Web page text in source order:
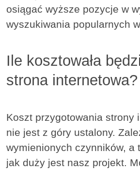
osiągać wyższe pozycje w
wyszukiwania popularnych
Ile kosztowała
strona internetowa?
Koszt przygotowania strony
nie jest z góry ustalony.
wymienionych czynników, a
jak duży jest nasz projekt.